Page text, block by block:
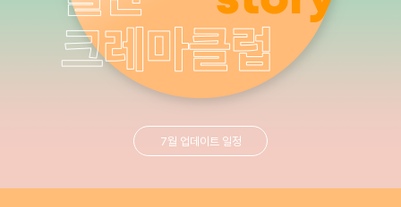
7월 업데이트 일정